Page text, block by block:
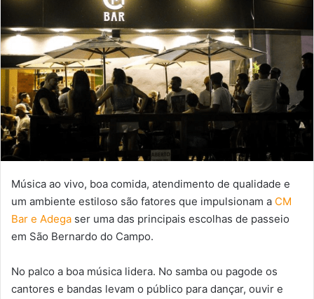
Música ao vivo, boa comida, atendimento de qualidade e
um ambiente estiloso são fatores que impulsionam a CM
Bar e Adega ser uma das principais escolhas de passeio
em São Bernardo do Campo.
No palco a boa música lidera. No samba ou pagode os
cantores e bandas levam o público para dançar, ouvir e